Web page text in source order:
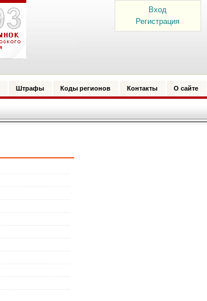
Вход
Регистрация
Штрафы Коды регионов Контакты О сайте